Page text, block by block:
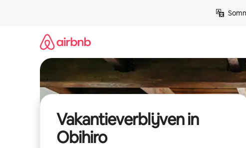
Vakantieverblijven in
Obihiro